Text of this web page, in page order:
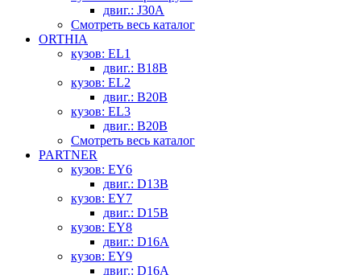
двиг.: J30A
Смотреть весь каталог
ORTHIA
кузов: EL1
двиг.: B18B
кузов: EL2
двиг.: B20B
кузов: EL3
двиг.: B20B
Смотреть весь каталог
PARTNER
кузов: EY6
двиг.: D13B
кузов: EY7
двиг.: D15B
кузов: EY8
двиг.: D16A
кузов: EY9
двиг.: D16A